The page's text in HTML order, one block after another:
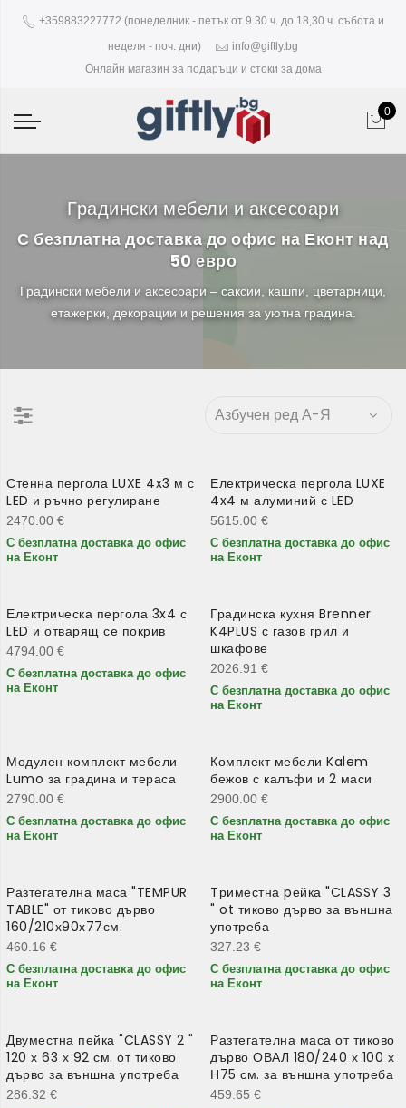
+359883227772 (понеделник - петък от 9.30 ч. до 18,30 ч. събота и
неделя - поч. дни)
info@giftly.bg
Онлайн магазин за подаръци и стоки за дома
0
Градински мебели и аксесоари
С безплатна доставка до офис на Еконт над
50 евро
Градински мебели и аксесоари – саксии, кашпи, цветарници,
етажерки, декорации и решения за уютна градина.
Стенна пергола LUXE 4x3 м с
LED и ръчно регулиране
2470.00 €
С безплатна доставка до офис
на Еконт
Електрическа пергола LUXE
4x4 м алуминий с LED
5615.00 €
С безплатна доставка до офис
на Еконт
Електрическа пергола 3x4 с
LED и отварящ се покрив
4794.00 €
С безплатна доставка до офис
на Еконт
Градинска кухня Brenner
K4PLUS с газов грил и
шкафове
2026.91 €
С безплатна доставка до офис
на Еконт
Модулен комплект мебели
Lumo за градина и тераса
2790.00 €
С безплатна доставка до офис
на Еконт
Комплект мебели Kalem
бежов с калъфи и 2 маси
2900.00 €
С безплатна доставка до офис
на Еконт
Разтегателна маса "TEMPUR
TABLE" от тиково дърво
160/210х90х77см.
460.16 €
С безплатна доставка до офис
на Еконт
Tриместна pейка "CLASSY 3
" ot тиково дърво за външна
употреба
327.23 €
С безплатна доставка до офис
на Еконт
Двуместна пейка "CLASSY 2 "
120 х 63 х 92 см. от тиково
дърво за външна употреба
286.32 €
Разтегателна маса от тиково
дърво ОВАЛ 180/240 х 100 х
Н75 см. за външна употреба
459.65 €